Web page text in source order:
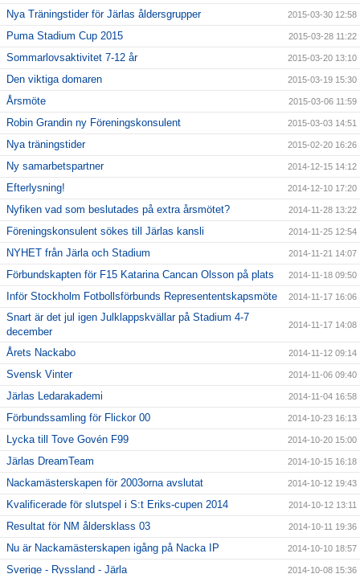
Nya Träningstider för Järlas åldersgrupper 2015-03-30 12:58
Puma Stadium Cup 2015 2015-03-28 11:22
Sommarlovsaktivitet 7-12 år 2015-03-20 13:10
Den viktiga domaren 2015-03-19 15:30
Årsmöte 2015-03-06 11:59
Robin Grandin ny Föreningskonsulent 2015-03-03 14:51
Nya träningstider 2015-02-20 16:26
Ny samarbetspartner 2014-12-15 14:12
Efterlysning! 2014-12-10 17:20
Nyfiken vad som beslutades på extra årsmötet? 2014-11-28 13:22
Föreningskonsulent sökes till Järlas kansli 2014-11-25 12:54
NYHET från Järla och Stadium 2014-11-21 14:07
Förbundskapten för F15 Katarina Cancan Olsson på plats 2014-11-18 09:50
Inför Stockholm Fotbollsförbunds Represententskapsmöte 2014-11-17 16:06
Snart är det jul igen Julklappskvällar på Stadium 4-7
december
2014-11-17 14:08
Årets Nackabo 2014-11-12 09:14
Svensk Vinter 2014-11-06 09:40
Järlas Ledarakademi 2014-11-04 16:58
Förbundssamling för Flickor 00 2014-10-23 16:13
Lycka till Tove Govén F99 2014-10-20 15:00
Järlas DreamTeam 2014-10-15 16:18
Nackamästerskapen för 2003orna avslutat 2014-10-12 19:43
Kvalificerade för slutspel i S:t Eriks-cupen 2014 2014-10-12 13:11
Resultat för NM åldersklass 03 2014-10-11 19:36
Nu är Nackamästerskapen igång på Nacka IP 2014-10-10 18:57
Sverige - Ryssland - Järla 2014-10-08 15:36